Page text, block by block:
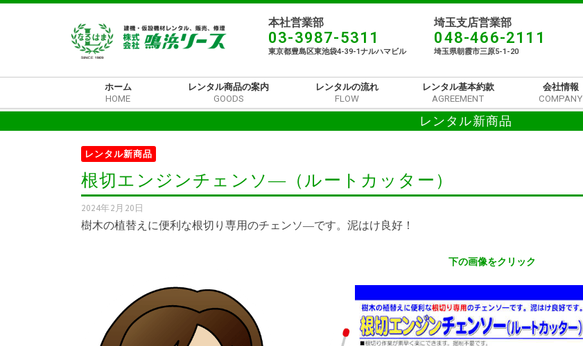
本社営業部​
03-3987-5311
東京都豊島区東池袋4-39-1ナルハマビル​
埼玉支店営業部
048-466-2111
埼玉県朝霞市三原5-1-20
ホーム
HOME
レンタル商品の案内
GOODS
レンタルの流れ
FLOW
レンタル基本約款
AGREEMENT
会社情報
COMPANY
レンタル新商品
レンタル新商品
根切エンジンチェンソ―（ルートカッター）
2024年2月20日
樹木の植替えに便利な根切り専用のチェンソ―です。泥はけ良好！
下の画像をクリック